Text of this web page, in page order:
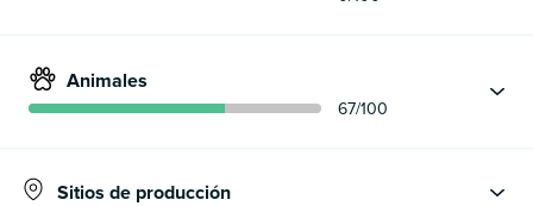
Animales
67/100
Sitios de producción